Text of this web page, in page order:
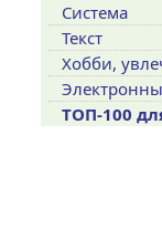
Система
Текст
Хобби,
ТОП-100